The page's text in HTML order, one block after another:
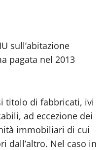
sull’abitazione
pagata nel 2013
titolo di fabbricati, ivi
ad eccezione dei
immobiliari di cui
dall’altro. Nel caso in